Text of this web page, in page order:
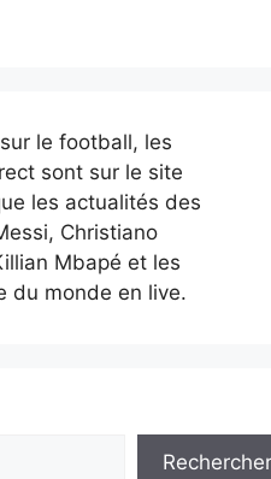
le football, les
sont sur le site
les actualités des
Christiano
Mbapé et les
du monde en live.
Rechercher